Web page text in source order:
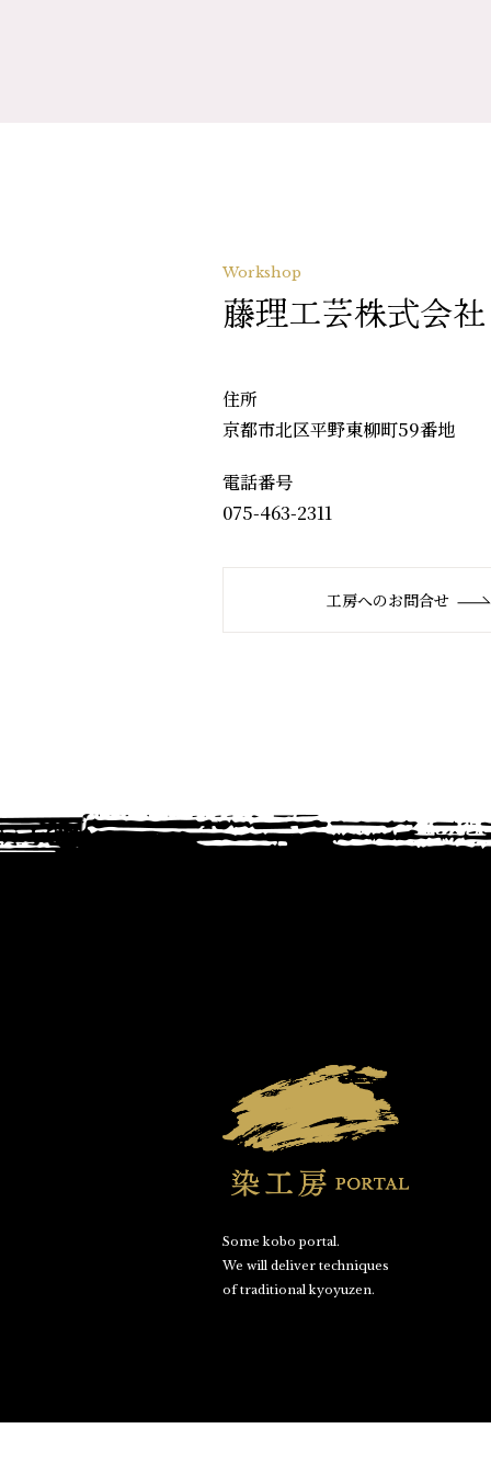
Workshop
藤理工芸株式会社
住所
京都市北区平野東柳町59番地
電話番号
075-463-2311
工房へのお問合せ
Some kobo portal.
We will deliver techniques
of traditional kyoyuzen.